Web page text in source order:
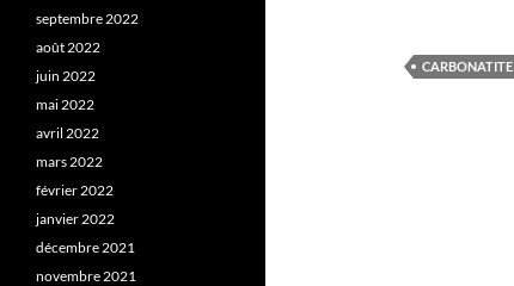
CARBONATITE
septembre 2022
août 2022
juin 2022
mai 2022
avril 2022
mars 2022
février 2022
janvier 2022
décembre 2021
novembre 2021